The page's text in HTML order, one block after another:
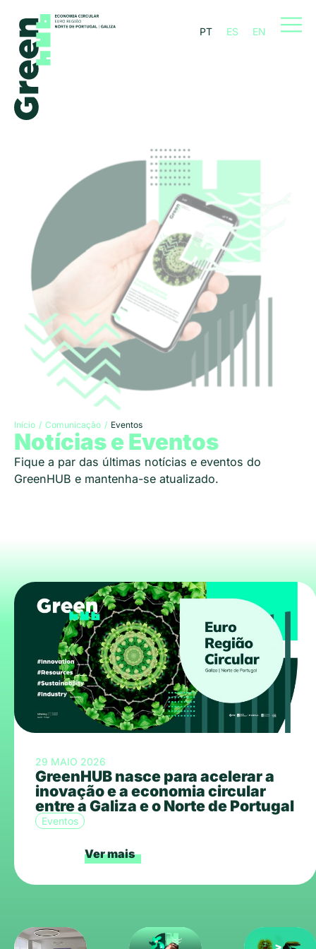
PT ES EN
Início / Comunicação / Eventos
Notícias e Eventos
Fique a par das últimas notícias e eventos do
GreenHUB e mantenha-se atualizado.
29 MAIO 2026
GreenHUB nasce para acelerar a
inovação e a economia circular
entre a Galiza e o Norte de Portugal
Eventos
Ver mais